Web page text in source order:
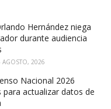
Hernández niega
durante audiencia
AGOSTO, 2026
Nacional 2026
para actualizar datos de